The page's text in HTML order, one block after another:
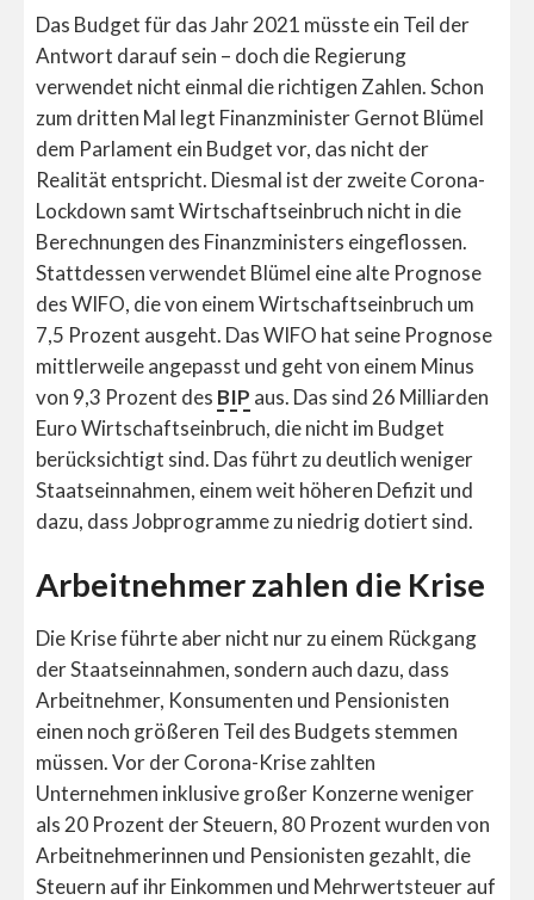
Das Budget für das Jahr 2021 müsste ein Teil der
Antwort darauf sein – doch die Regierung
verwendet nicht einmal die richtigen Zahlen. Schon
zum dritten Mal legt Finanzminister Gernot Blümel
dem Parlament ein Budget vor, das nicht der
Realität entspricht. Diesmal ist der zweite Corona-
Lockdown samt Wirtschaftseinbruch nicht in die
Berechnungen des Finanzministers eingeflossen.
Stattdessen verwendet Blümel eine alte Prognose
des WIFO, die von einem Wirtschaftseinbruch um
7,5 Prozent ausgeht. Das WIFO hat seine Prognose
mittlerweile angepasst und geht von einem Minus
von 9,3 Prozent des BIP aus. Das sind 26 Milliarden
Euro Wirtschaftseinbruch, die nicht im Budget
berücksichtigt sind. Das führt zu deutlich weniger
Staatseinnahmen, einem weit höheren Defizit und
dazu, dass Jobprogramme zu niedrig dotiert sind.
Arbeitnehmer zahlen die Krise
Die Krise führte aber nicht nur zu einem Rückgang
der Staatseinnahmen, sondern auch dazu, dass
Arbeitnehmer, Konsumenten und Pensionisten
einen noch größeren Teil des Budgets stemmen
müssen. Vor der Corona-Krise zahlten
Unternehmen inklusive großer Konzerne weniger
als 20 Prozent der Steuern, 80 Prozent wurden von
Arbeitnehmerinnen und Pensionisten gezahlt, die
Steuern auf ihr Einkommen und Mehrwertsteuer auf